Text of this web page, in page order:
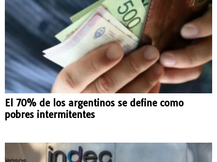
El 70% de los argentinos se define como
pobres intermitentes